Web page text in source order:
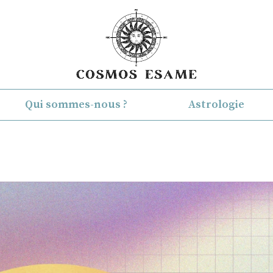
Qui sommes-nous ? Astrologie